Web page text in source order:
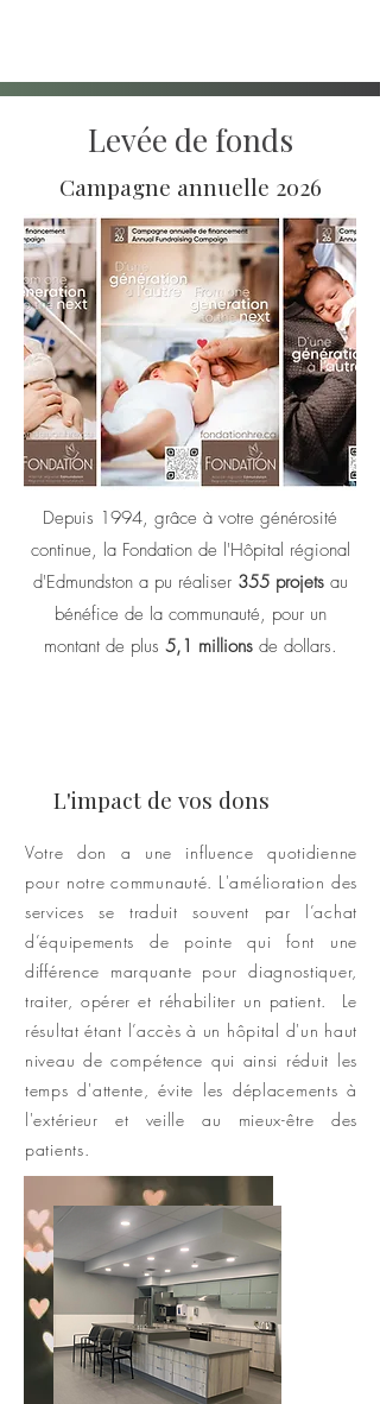
Levée de fonds
Campagne annuelle 2026
Depuis 1994, grâce à votre générosité
continue, la Fondation de l'Hôpital régional
d'Edmundston a pu réaliser 355 projetsau
bénéfice de la communauté, pour un
montant de plus 5,1 millionsde dollars.
L'impact de vos dons
Votre don a une influence quotidienne
pour notre communauté. L'amélioration des
services se traduit souvent par l’achat
d’équipements de pointe qui font une
différence marquante pour diagnostiquer,
traiter, opérer et réhabiliter un patient. Le
résultat étant l’accès à un hôpital d'un haut
niveau de compétence qui ainsi réduit les
temps d'attente, évite les déplacements à
l'extérieur et veille au mieux-être des
patients.